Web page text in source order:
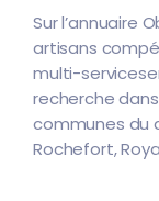
Sur l’annuaire
artisans
multi-
recherche
communes du
Rochefort,